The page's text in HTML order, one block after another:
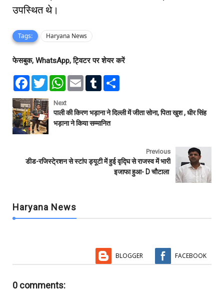
उपस्थित थे।
Tags: Haryana News
फेसबुक, WhatsApp, ट्विटर पर शेयर करें
F
e
b
o
o
k
T
w
t
t
e
W
t
s
A
p
E
l
T
l
r
e
Next
पाली की किरण भड़ाना ने दिल्ली में जीता सोना, पिता खुश , धीर सिंह
भड़ाना ने किया सम्मानित
Previous
डीड-रजिस्टे्रशन से स्टांप ड्यूटी में हुई वृद्घि से राजस्व में भारी
इजाफा हुआ- D चौटाला
Haryana News
BLOGGER FACEBOOK
0 comments: